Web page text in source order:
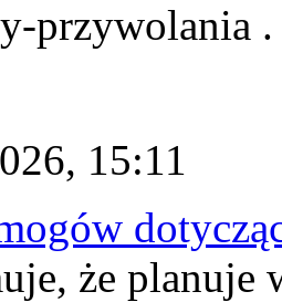
przywolania
15:11
że planuje